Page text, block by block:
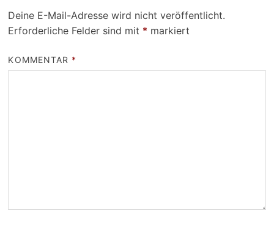
Deine E-Mail-Adresse wird nicht veröffentlicht.
Erforderliche Felder sind mit * markiert
KOMMENTAR *